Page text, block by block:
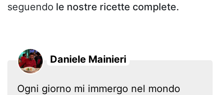
seguendo le nostre ricette complete.
Daniele Mainieri
Ogni giorno mi immergo nel mondo